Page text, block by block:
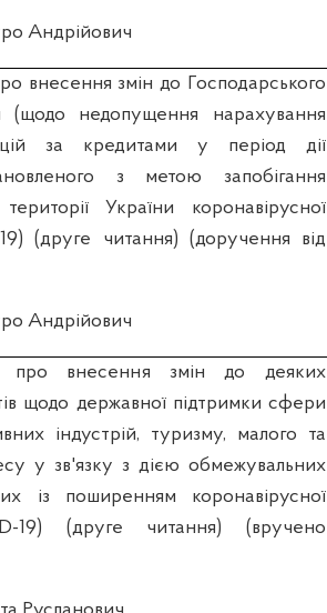
Андрійович
внесення змін до Господарського
(щодо недопущення нарахування
за кредитами у період дії
з метою запобігання
України коронавірусної
(друге читання) (доручення від
Андрійович
про внесення змін до деяких
щодо державної підтримки сфери
індустрій, туризму, малого та
у зв'язку з дією обмежувальних
із поширенням коронавірусної
19) (друге читання) (вручено